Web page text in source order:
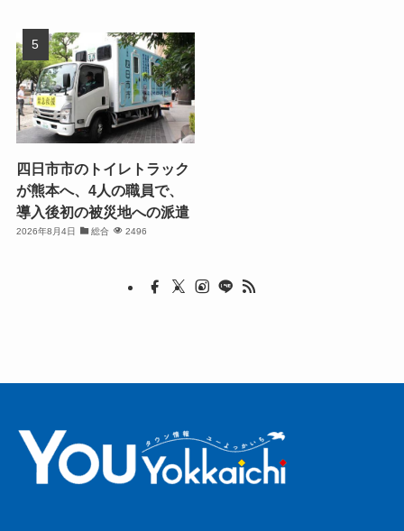
四日市市のトイレトラック
が熊本へ、4人の職員で、
導入後初の被災地への派遣
2026年8月4日 総合 2496